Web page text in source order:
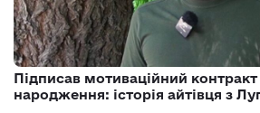
Підписав мотиваційний контракт
народження: історія айтівця з